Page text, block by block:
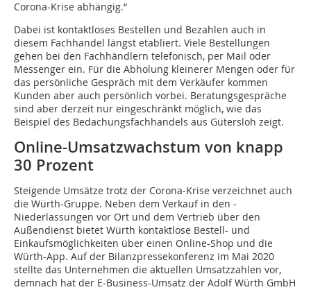
Corona-Krise abhängig.“
Dabei ist kontaktloses Bestellen und Bezahlen auch in
diesem Fachhandel längst etabliert. Viele Bestellungen
gehen bei den Fachhändlern telefonisch, per Mail oder
Messenger ein. Für die Abholung kleinerer Mengen oder für
das persönliche Gespräch mit dem Verkäufer kommen
Kunden aber auch persönlich vorbei. Beratungsgespräche
sind aber derzeit nur eingeschränkt möglich, wie das
Beispiel des Bedachungsfachhandels aus Gütersloh zeigt.
Online-Umsatzwachstum von knapp
30 Prozent
Steigende Umsätze trotz der Corona-Krise verzeichnet auch
die Würth-Gruppe. Neben dem Verkauf in den ­
Niederlassungen vor Ort und dem Vertrieb über den
Außendienst bietet Würth kontaktlose Bestell- und
Einkaufsmöglichkeiten über einen Online-Shop und die
Würth-App. Auf der Bilanzpressekonferenz im Mai 2020
stellte das Unternehmen die aktuellen Umsatzzahlen vor,
demnach hat der E-Business-Umsatz der Adolf Würth GmbH